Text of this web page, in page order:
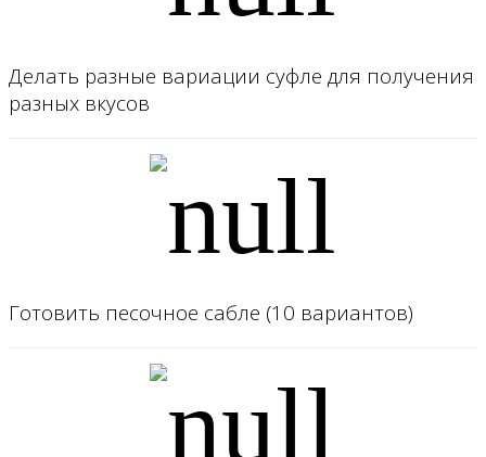
Делать разные вариации суфле для получения
разных вкусов
Готовить песочное сабле (10 вариантов)